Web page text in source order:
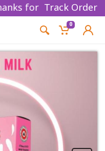
for shopping!Track Order
0